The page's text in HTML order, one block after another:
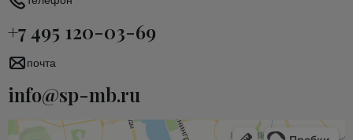
+7 495 120-03-69
почта
info@sp-mb.ru